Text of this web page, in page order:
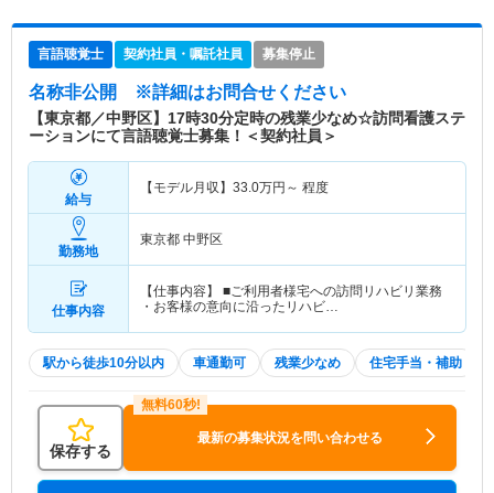
言語聴覚士 契約社員・嘱託社員 募集停止
名称非公開 ※詳細はお問合せください
【東京都／中野区】17時30分定時の残業少なめ☆訪問看護ステ
ーションにて言語聴覚士募集！＜契約社員＞
給与
【モデル月収】 33.0万円～ 程度
勤務地
東京都 中野区
仕事内容
【仕事内容】 ■ご利用者様宅への訪問リハビリ業務
・お客様の意向に沿ったリハビ…
駅から徒歩10分以内 車通勤可 残業少なめ 住宅手当・補助
保存する
最新の募集状況を問い合わせる